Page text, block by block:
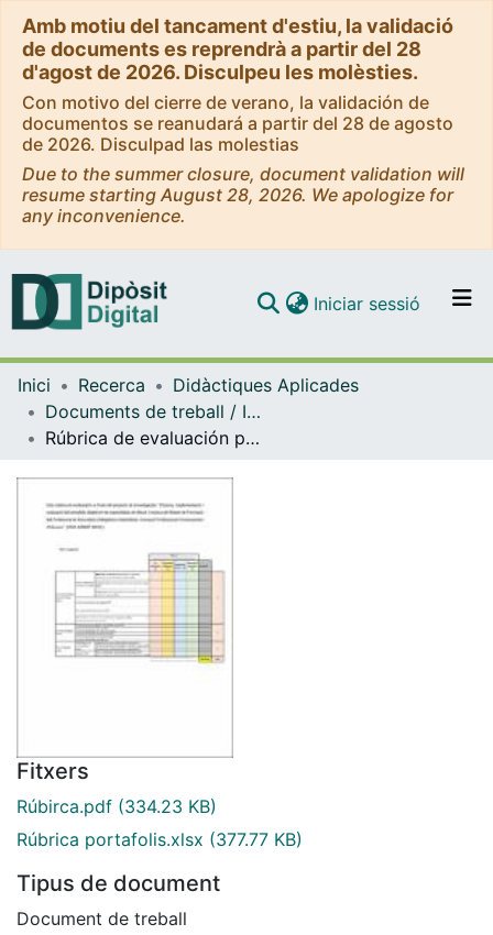
Amb motiu del tancament d'estiu, la validació
de documents es reprendrà a partir del 28
d'agost de 2026. Disculpeu les molèsties.
Con motivo del cierre de verano, la validación de
documentos se reanudará a partir del 28 de agosto
de 2026. Disculpad las molestias
Due to the summer closure, document validation will
resume starting August 28, 2026. We apologize for
any inconvenience.
Navega per tot el DD
Contacte
Iniciar sessió (current)
Inici Recerca
Didàctiques Aplicades
Documents de treball / Informes (Didàctiques Aplicades)
Rúbrica de evaluación para un portafolios digital de la especialidad de música del MUFP
Fitxers
Rúbirca.pdf (334.23 KB)
Rúbrica portafolis.xlsx (377.77 KB)
Tipus de document
Document de treball